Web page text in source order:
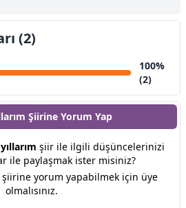
(2)
100%
(2)
Şiirine Yorum Yap
şiir ile ilgili düşüncelerinizi
ile paylaşmak ister misiniz?
şiirine yorum yapabilmek için üye
olmalısınız.